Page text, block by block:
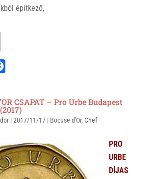
építkező,
e
b
o
k
CSAPAT – Pro Urbe Budapest
|2017/11/17| Bocuse d'Or, Chef
PRO
URBE
DÍJAS